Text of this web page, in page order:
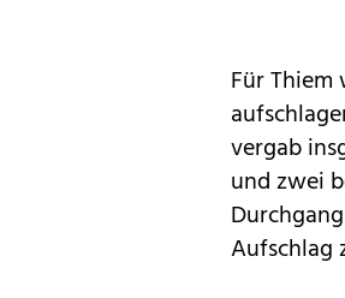
Für
vergab
und zwei
Aufschlag